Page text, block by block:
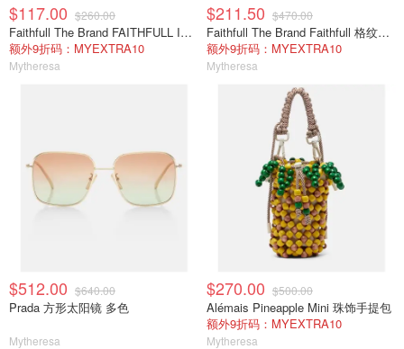
$117.00 $260.00
Faithfull The Brand FAITHFULL Isla 短款上衣 白色
额外9折码：MYEXTRA10
Mytheresa
$211.50 $470.00
Faithfull The Brand Faithfull 格纹棉府绸上衣
额外9折码：MYEXTRA10
Mytheresa
$512.00 $640.00
Prada 方形太阳镜 多色
Mytheresa
$270.00 $500.00
Alémais Pineapple Mini 珠饰手提包
额外9折码：MYEXTRA10
Mytheresa